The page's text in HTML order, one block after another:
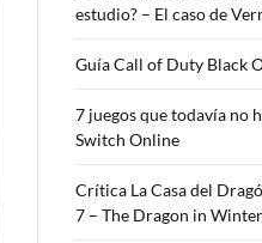
estudio? – El caso de
Guía Call of Duty Black
7 juegos que todavía no
Switch Online
Crítica La Casa del
7 – The Dragon in Winter